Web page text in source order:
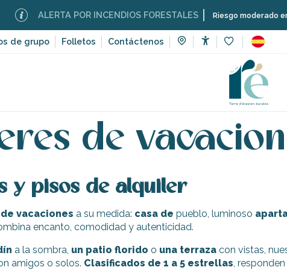
de grupo Folletos Contáctenos
ALERTA POR INCENDIOS FORESTALES Riesgo moderado en
de
y pisos de alquiler
vacaciones a su medida: casa de pueblo, luminoso
encanto, comodidad y autenticidad.
a la sombra, un patio florido o una terraza con vistas,
amigos o solos. Clasificados de 1 a 5 estrellas,